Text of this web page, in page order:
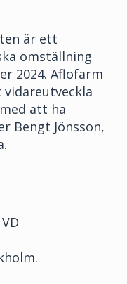
är ett
omställning
2024. Aflofarm
att ha
Bengt Jönsson,